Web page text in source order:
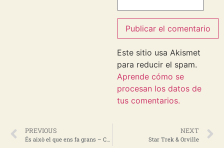
Este sitio usa Akismet
para reducir el spam.
Aprende cómo se
procesan los datos de
tus comentarios.
PREVIOUS
És això el que ens fa grans – Cançó per al centenari del València CF (Tardor)
NEXT
Star Trek & Orville